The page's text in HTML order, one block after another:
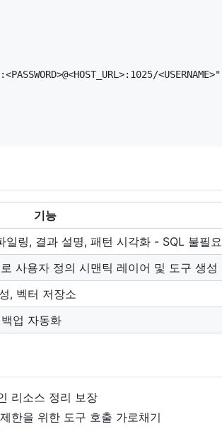
<USERNAME>"
기능
일링, 결과 설명, 패턴 시각화 - SQL 불필요
사용자 정의 시맨틱 레이어 및 도구 생성
, 벡터 저장소
업 자동화
리소스 정리 보장
한을 위한 도구 호출 가로채기